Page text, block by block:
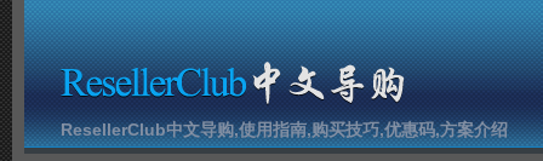
ResellerClub中文导购,使用指南,购买技巧,优惠码,方案介绍